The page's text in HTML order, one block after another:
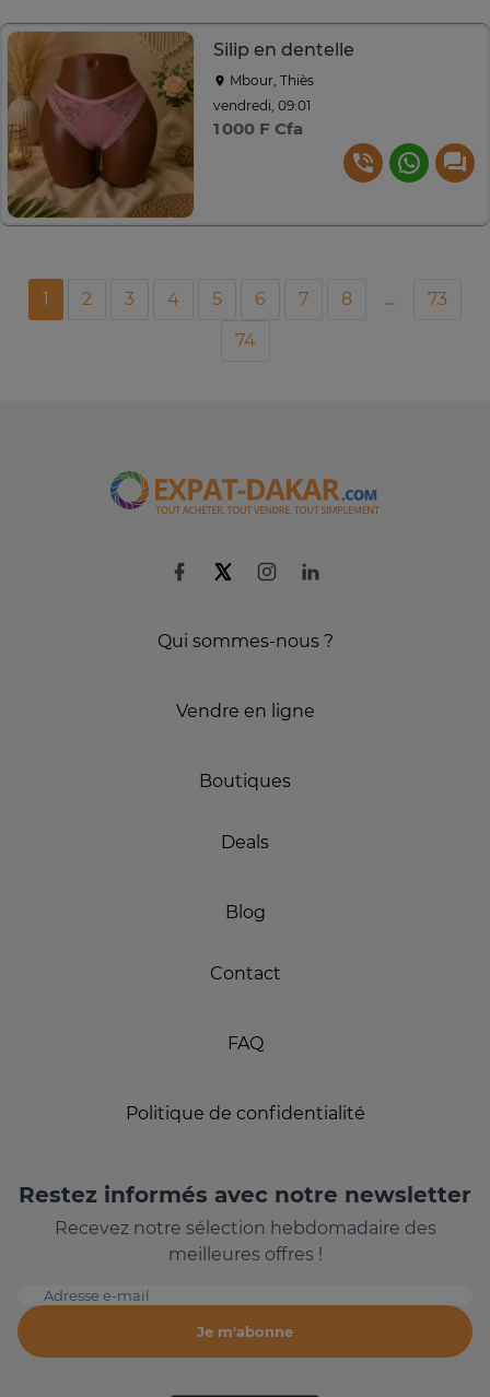
Silip en dentelle
Mbour, Thiès
vendredi, 09:01
1 000 F Cfa
1 2 3 4 5 6 7 8 ...
73
74
Qui sommes-nous ?
Vendre en ligne
Boutiques
Deals
Blog
Contact
FAQ
Politique de confidentialité
Restez informés avec notre newsletter
Recevez notre sélection hebdomadaire des
meilleures offres !
Adresse e-mail
Je m'abonne